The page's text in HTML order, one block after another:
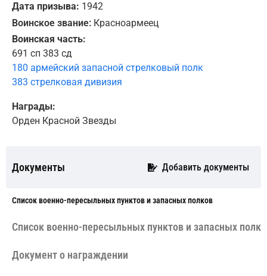
Дата призыва: 1942
Воинское звание: Красноармеец
Воинская часть:
691 сп 383 сд
180 армейский запасной стрелковый полк
383 стрелковая дивизия
Награды:
Орден Красной Звезды
Документы Добавить документы
Cписок военно-пересыльных пунктов и запасных полков
Cписок военно-пересыльных пунктов и запасных
Документ о награждении